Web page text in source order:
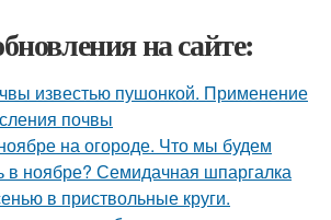
на сайте:
известью пушонкой. Применение
почвы
на огороде. Что мы будем
в ноябре? Семидачная шпаргалка
в приствольные круги.